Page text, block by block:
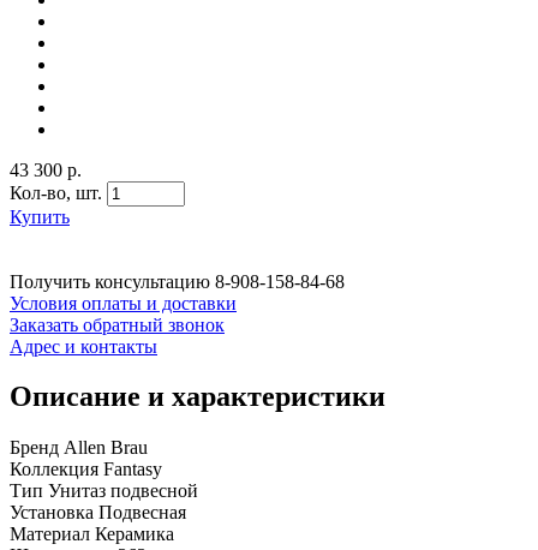
43 300 р.
Кол-во, шт.
Купить
Получить консультацию 8-908-158-84-68
Условия оплаты и доставки
Заказать обратный звонок
Адрес и контакты
Описание и характеристики
Бренд Allen Brau
Коллекция Fantasy
Тип Унитаз подвесной
Установка Подвесная
Материал Керамика